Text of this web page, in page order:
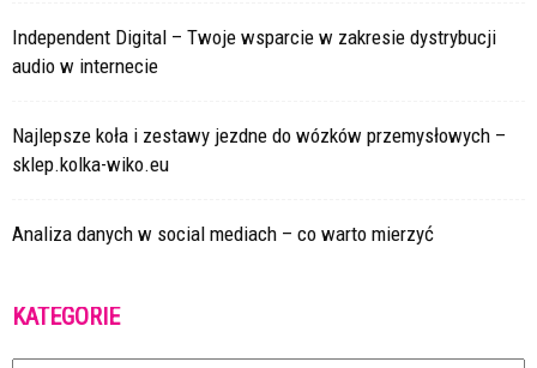
Independent Digital – Twoje wsparcie w zakresie dystrybucji
audio w internecie
Najlepsze koła i zestawy jezdne do wózków przemysłowych –
sklep.kolka-wiko.eu
Analiza danych w social mediach – co warto mierzyć
KATEGORIE
Kategorie